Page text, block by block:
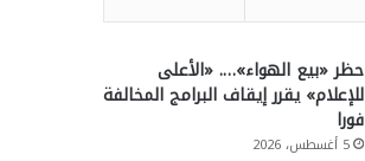
حظر «بيع الهواء»…. «الأعلى
للإعلام» يقرر إيقاف البرامج المخالفة
فورا
5 أغسطس، 2026